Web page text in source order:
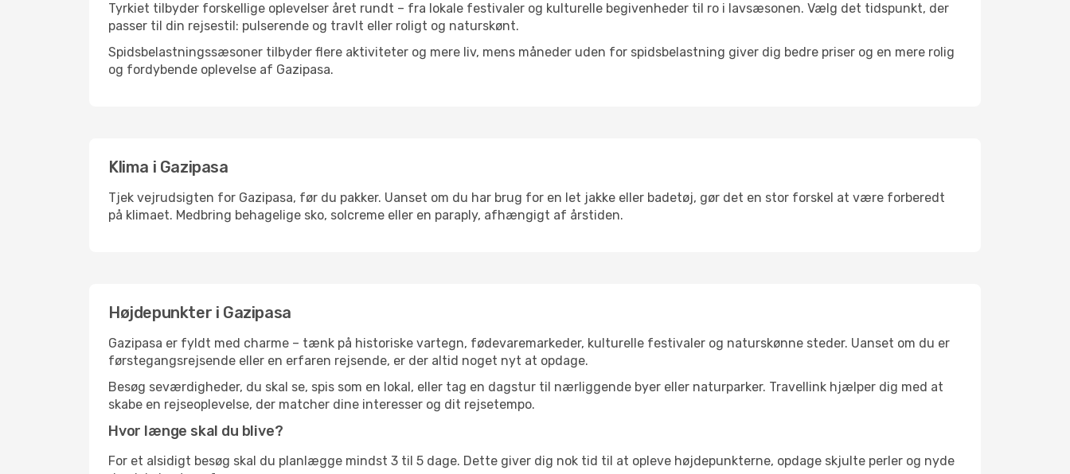
Tyrkiet tilbyder forskellige oplevelser året rundt – fra lokale festivaler og kulturelle begivenheder til ro i lavsæsonen. Vælg det tidspunkt, der
passer til din rejsestil: pulserende og travlt eller roligt og naturskønt.
Spidsbelastningssæsoner tilbyder flere aktiviteter og mere liv, mens måneder uden for spidsbelastning giver dig bedre priser og en mere rolig
og fordybende oplevelse af Gazipasa.
Klima i Gazipasa
Tjek vejrudsigten for Gazipasa, før du pakker. Uanset om du har brug for en let jakke eller badetøj, gør det en stor forskel at være forberedt
på klimaet. Medbring behagelige sko, solcreme eller en paraply, afhængigt af årstiden.
Højdepunkter i Gazipasa
Gazipasa er fyldt med charme – tænk på historiske vartegn, fødevaremarkeder, kulturelle festivaler og naturskønne steder. Uanset om du er
førstegangsrejsende eller en erfaren rejsende, er der altid noget nyt at opdage.
Besøg seværdigheder, du skal se, spis som en lokal, eller tag en dagstur til nærliggende byer eller naturparker. Travellink hjælper dig med at
skabe en rejseoplevelse, der matcher dine interesser og dit rejsetempo.
Hvor længe skal du blive?
For et alsidigt besøg skal du planlægge mindst 3 til 5 dage. Dette giver dig nok tid til at opleve højdepunkterne, opdage skjulte perler og nyde